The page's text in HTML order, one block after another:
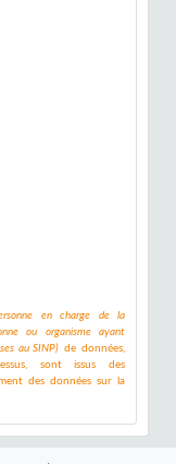
en charge de la
ou organisme ayant
au SINP) de données,
sont issus des
des données sur la